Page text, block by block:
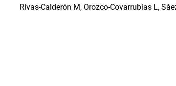
Rivas-Calderón M, Orozco-Covarrubias L,